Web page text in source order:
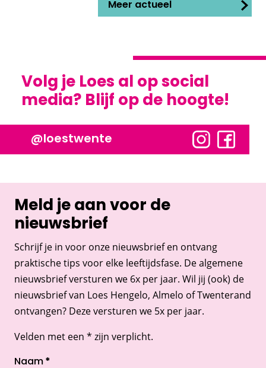
Meer actueel
Volg je Loes al op social
media? Blijf op de hoogte!
@loestwente
Meld je aan voor de
nieuwsbrief
Schrijf je in voor onze nieuwsbrief en ontvang
praktische tips voor elke leeftijdsfase. De algemene
nieuwsbrief versturen we 6x per jaar. Wil jij (ook) de
nieuwsbrief van Loes Hengelo, Almelo of Twenterand
ontvangen? Deze versturen we 5x per jaar.
Velden met een * zijn verplicht.
Naam *